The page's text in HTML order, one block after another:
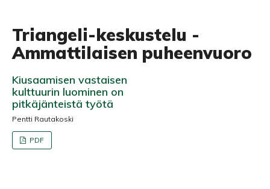
Triangeli-keskustelu -
Ammattilaisen puheenvuoro
Kiusaamisen vastaisen
kulttuurin luominen on
pitkäjänteistä työtä
Pentti Rautakoski
PDF